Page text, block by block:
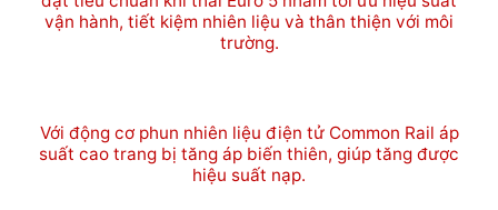
vận hành, tiết kiệm nhiên liệu và thân thiện với môi
trường.
Với động cơ phun nhiên liệu điện tử Common Rail áp
suất cao trang bị tăng áp biến thiên, giúp tăng được
hiệu suất nạp.